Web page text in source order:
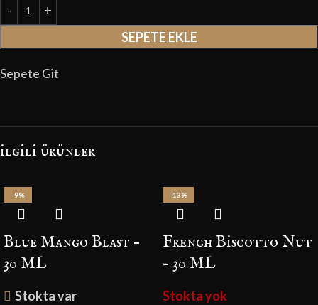
SEPETE EKLE
Sepete Git
i̇lgili ürünler
-9%
Blue Mango Blast –
30 ML
Stokta var
-13%
French Biscotto Nut
– 30 ML
Stokta yok